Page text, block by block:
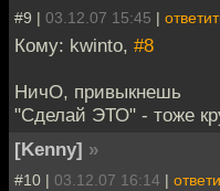
#9 | 03.12.07 15:45 |
Кому: kwinto, #8
НичО, привыкнешь
"Сделай ЭТО" - тоже
[Kenny] »
#10 | 03.12.07 16:14 |